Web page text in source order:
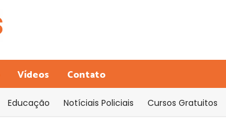
Vídeos Contato
Educação Notíciais Policiais Cursos Gratuitos